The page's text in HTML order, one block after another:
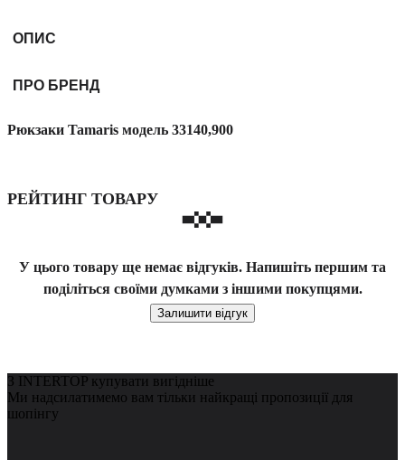
ОПИС
ПРО БРЕНД
Рюкзаки Tamaris модель 33140,900
РЕЙТИНГ ТОВАРУ
У цього товару ще немає відгуків. Напишіть першим та
поділіться своїми думками з іншими покупцями.
Залишити відгук
З INTERTOP купувати вигідніше
Ми надсилатимемо вам тільки найкращі пропозиції для
шопінгу